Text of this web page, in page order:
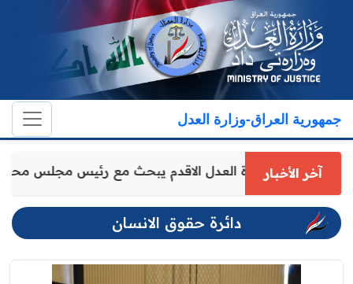
جمهورية العراق-وزارة العدل
آخر الأخباروكيل وزارة العدل الاقدم يبحث مع رئيس مجلس
دائرة حقوق الانسان